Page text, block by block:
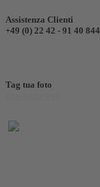
Assistenza Clienti
+49 (0) 22 42 - 91 40 844
Tag tua foto